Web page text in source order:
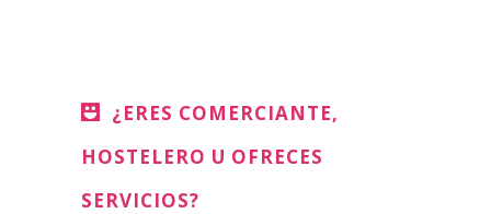
¿ERES COMERCIANTE,
HOSTELERO U OFRECES
SERVICIOS?